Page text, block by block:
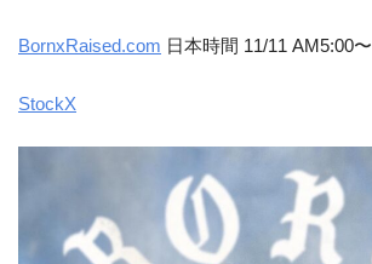
BornxRaised.com 日本時間 11/11 AM5:00〜
StockX